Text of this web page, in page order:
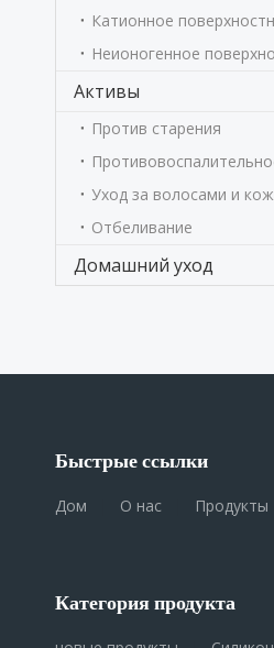
Активы
Против старения
Отбеливание
Домашний уход
Быстрые ссылки
Дом О нас Продукты
Категория продукта